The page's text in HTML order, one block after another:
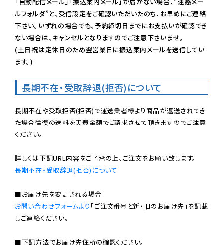
ルフォルダ”と、受信設定をご確認いただいたのち、お早めにご連絡
下さい。いずれの場合でも、予約締切日までにお支払いが確認でき
ない場合は、キャンセルとなりますのでご注意下さいませ。
(土日祝は定休日のため翌営業日に振込案内メールを送信してい
ます。)
長期不在・受取辞退(拒否)について
長期不在や受取拒否(拒否)で運送業者様より商品が返送されてき
た場合往復の送料を実費金額でご請求させて頂きますのでご注意
ください。
長期不在・受取辞退(拒否)について
お問い合わせフォームより 「ご注文番号と新・旧のお届け先」を記載
しご連絡ください。
■下記方法でお届け先住所の確認ください。